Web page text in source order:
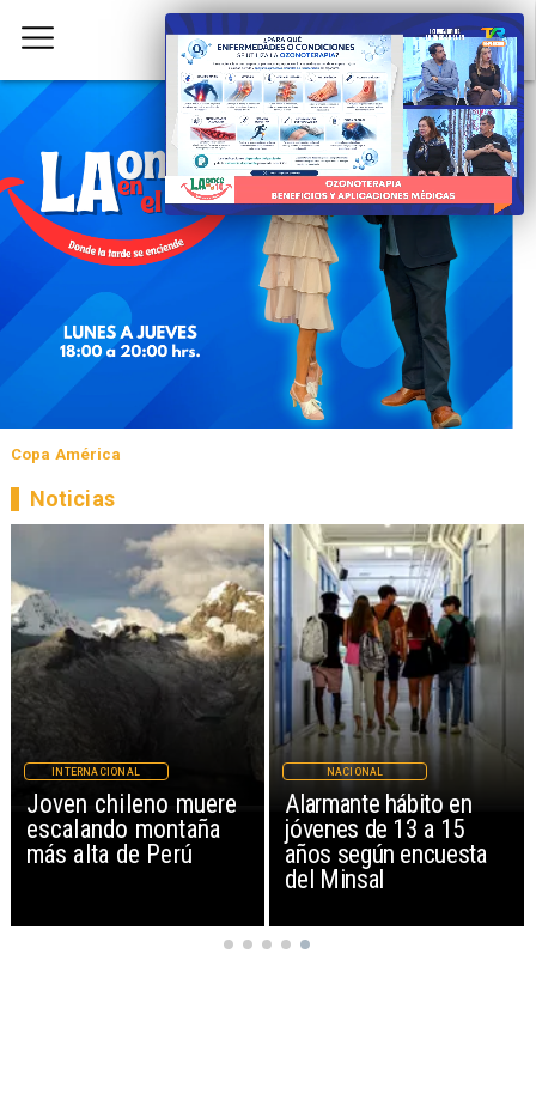
Copa América
muere
montaña
Perú
Alarmante hábito en
jóvenes de 13 a 15
años según encuesta
Aprueban
Parque
Piñera
Noticias